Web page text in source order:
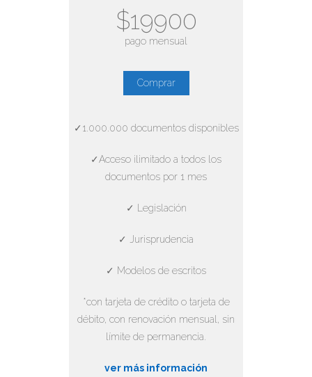
$19900
pago mensual
Comprar
✓1.000.000 documentos disponibles
✓Acceso ilimitado a todos los
documentos por 1 mes
✓ Legislación
✓ Jurisprudencia
✓ Modelos de escritos
*con tarjeta de crédito o tarjeta de
débito, con renovación mensual, sin
límite de permanencia.
ver más información